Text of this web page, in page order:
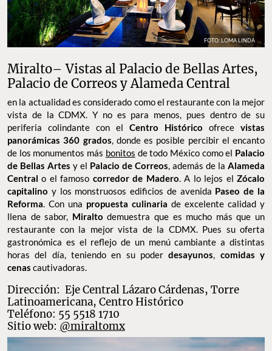
FOTO: LOMA LINDA
Miralto– Vistas al Palacio de Bellas Artes,
Palacio de Correos y Alameda Central
en la actualidad es considerado como el restaurante con la mejor
vista de la CDMX. Y no es para menos, pues dentro de su
periferia colindante con el Centro Histórico ofrece vistas
panorámicas 360 grados, donde es posible percibir el encanto
de los monumentos más bonitos de todo México como el Palacio
de Bellas Artes y el Palacio de Correos, además de la Alameda
Centralo el famoso corredor de Madero. A lo lejos elZócalo
capitalino y los monstruosos edificios de avenida Paseo de la
Reforma. Con una propuesta culinaria de excelente calidad y
llena de sabor, Miraltodemuestra que es mucho más que un
restaurante con la mejor vista de la CDMX. Pues su oferta
gastronómica es el reflejo de un menú cambiante a distintas
horas del día, teniendo en su poderdesayunos, comidas y
cenas cautivadoras.
Dirección: Eje Central Lázaro Cárdenas, Torre
Latinoamericana, Centro Histórico
Teléfono: 55 5518 1710
Sitio web: @miraltomx